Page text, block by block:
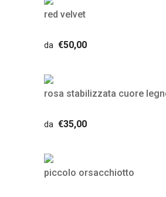
red velvet
da€50,00
rosa stabilizzata cuore
da€35,00
piccolo orsacchiotto